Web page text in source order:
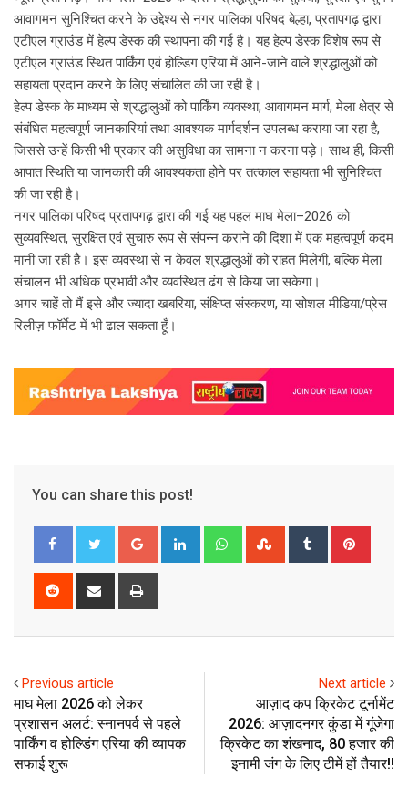
आवागमन सुनिश्चित करने के उद्देश्य से नगर पालिका परिषद बेल्हा, प्रतापगढ़ द्वारा
एटीएल ग्राउंड में हेल्प डेस्क की स्थापना की गई है। यह हेल्प डेस्क विशेष रूप से
एटीएल ग्राउंड स्थित पार्किंग एवं होल्डिंग एरिया में आने-जाने वाले श्रद्धालुओं को
सहायता प्रदान करने के लिए संचालित की जा रही है।
हेल्प डेस्क के माध्यम से श्रद्धालुओं को पार्किंग व्यवस्था, आवागमन मार्ग, मेला क्षेत्र से
संबंधित महत्वपूर्ण जानकारियां तथा आवश्यक मार्गदर्शन उपलब्ध कराया जा रहा है,
जिससे उन्हें किसी भी प्रकार की असुविधा का सामना न करना पड़े। साथ ही, किसी
आपात स्थिति या जानकारी की आवश्यकता होने पर तत्काल सहायता भी सुनिश्चित
की जा रही है।
नगर पालिका परिषद प्रतापगढ़ द्वारा की गई यह पहल माघ मेला–2026 को
सुव्यवस्थित, सुरक्षित एवं सुचारु रूप से संपन्न कराने की दिशा में एक महत्वपूर्ण कदम
मानी जा रही है। इस व्यवस्था से न केवल श्रद्धालुओं को राहत मिलेगी, बल्कि मेला
संचालन भी अधिक प्रभावी और व्यवस्थित ढंग से किया जा सकेगा।
अगर चाहें तो मैं इसे और ज्यादा खबरिया, संक्षिप्त संस्करण, या सोशल मीडिया/प्रेस
रिलीज़ फॉर्मेट में भी ढाल सकता हूँ।
You can share this post!
Google+ LinkedIn WhatsappStumbleUpon
Tumblr
Reddit
Share
Previous article
माघ मेला 2026 को लेकर
प्रशासन अलर्ट: स्नानपर्व से पहले
पार्किंग व होल्डिंग एरिया की व्यापक
सफाई शुरू
Next article
आज़ाद कप क्रिकेट टूर्नामेंट
2026: आज़ादनगर कुंडा में गूंजेगा
क्रिकेट का शंखनाद, 80 हजार की
इनामी जंग के लिए टीमें हों तैयार!!